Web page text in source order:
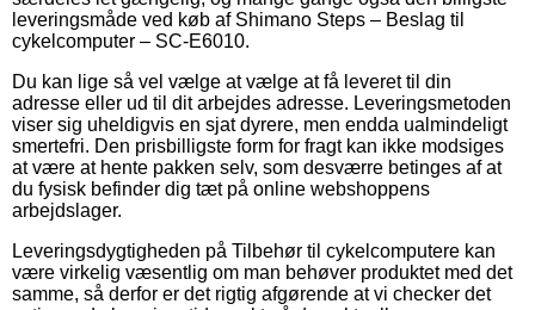
leveringsmåde ved køb af Shimano Steps – Beslag til
cykelcomputer – SC-E6010.
Du kan lige så vel vælge at vælge at få leveret til din
adresse eller ud til dit arbejdes adresse. Leveringsmetoden
viser sig uheldigvis en sjat dyrere, men endda ualmindeligt
smertefri. Den prisbilligste form for fragt kan ikke modsiges
at være at hente pakken selv, som desværre betinges af at
du fysisk befinder dig tæt på online webshoppens
arbejdslager.
Leveringsdygtigheden på Tilbehør til cykelcomputere kan
være virkelig væsentlig om man behøver produktet med det
samme, så derfor er det rigtig afgørende at vi checker det